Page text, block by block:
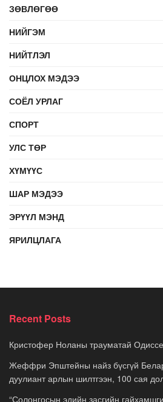
ЗӨВЛӨГӨӨ
НИЙГЭМ
НИЙТЛЭЛ
ОНЦЛОХ МЭДЭЭ
СОЁЛ УРЛАГ
СПОРТ
УЛС ТӨР
ХҮМҮҮС
ШАР МЭДЭЭ
ЭРҮҮЛ МЭНД
ЯРИЛЦЛАГА
Recent Posts
Кристофер Ноланы трауматай
Жеффри Эпштейны найз бүсгүй
дуулиант арлын шилтгээн, 100 сая
“Солонгосын эдийн засгийн